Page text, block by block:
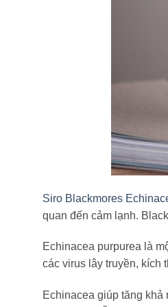
Siro Blackmores
quan đến cảm lạnh.
Echinacea purpurea là
các virus lây truyền, kích
Echinacea giúp tăng